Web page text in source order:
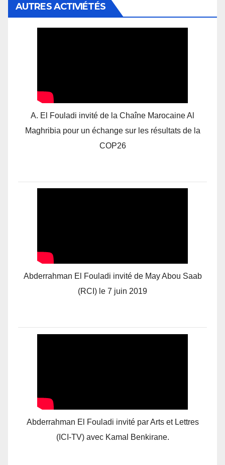
AUTRES ACTIVIÉTÉS
A. El Fouladi invité de la Chaîne Marocaine Al
Maghribia pour un échange sur les résultats de la
COP26
Abderrahman El Fouladi invité de May Abou Saab
(RCI) le 7 juin 2019
Abderrahman El Fouladi invité par Arts et Lettres
(ICI-TV) avec Kamal Benkirane.